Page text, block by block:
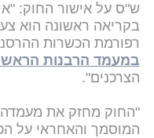
ש"ס על אישור החוק:
בקריאה ראשונה הוא
רפורמת הכשרות
במעמד הרבנות
הצרכנים".
"החוק מחזק את
המוסמך והאחראי על